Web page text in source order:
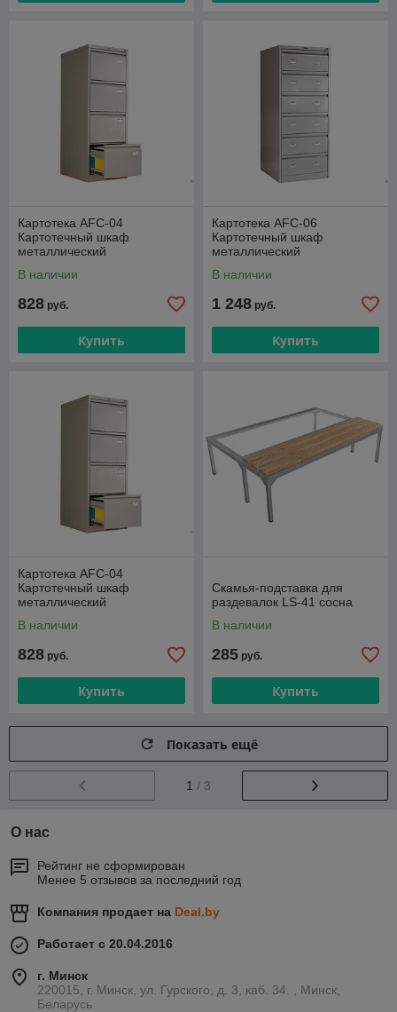
Картотека AFC-04
Картотечный шкаф
металлический
В наличии
828 руб.
Купить
Картотека AFC-06
Картотечный шкаф
металлический
В наличии
1 248 руб.
Купить
Картотека AFC-04
Картотечный шкаф
металлический
В наличии
828 руб.
Купить
Скамья-подставка для
раздевалок LS-41 сосна
В наличии
285 руб.
Купить
Показать ещё
1 / 3
О нас
Рейтинг не сформирован
Менее 5 отзывов за последний год
Компания продает на Deal.by
Работает с 20.04.2016
г. Минск
220015, г. Минск, ул. Гурского, д. 3, каб. 34. , Минск,
Беларусь